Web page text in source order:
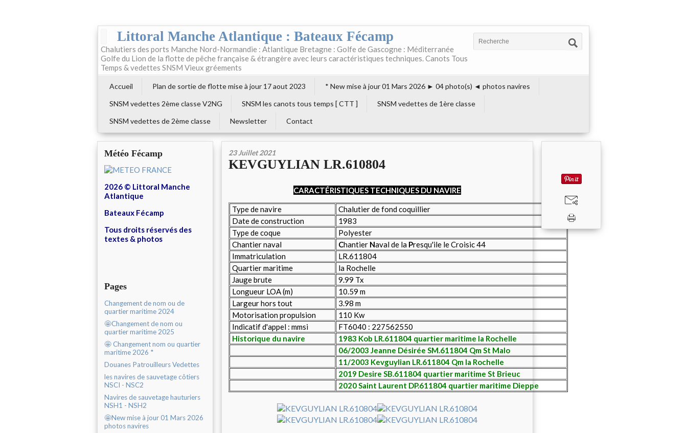
Littoral Manche Atlantique : Bateaux Fécamp
Chalutiers des ports Manche Nord-Normandie : Atlantique Bretagne : Golfe de Gascogne : Méditerranée
Golfe du Lion de la flotte de pêche française & étrangère avec leurs caractéristiques techniques. Canots Tous
Temps & vedettes SNSM Vieux gréements
Accueil Plan de sortie de flotte mise à jour 17 aout 2023
* New mise à jour 01 Mars 2026 ► 04 photo(s) ◄ photos navires
SNSM vedettes 2ème classe V2NG
SNSM les canots tous temps [ CTT ]
SNSM vedettes de 1ère classe
SNSM vedettes de 2ème classe
Newsletter Contact
Météo Fécamp
2026 © Littoral Manche
Atlantique
Bateaux Fécamp
Tous droits réservés des
textes & photos
Pages
Changement de nom ou de
quartier maritime 2024
🤩Changement de nom ou
quartier maritime 2025
🤩 Changement nom ou quartier
maritime 2026 *
Douanes Patrouilleurs Vedettes
les navires de sauvetage côtiers
NSCI - NSC2
Navires de sauvetage hauturiers
NSH1 - NSH2
🤩New mise à jour 01 Mars 2026
photos navires
23 Juillet 2021
KEVGUYLIAN LR.610804
CARACTÉRISTIQUES TECHNIQUES DU NAVIRE
Type de navire
Chalutier de fond coquillier
Date de construction
1983
Type de coque
Polyester
Chantier naval
Chantier Naval de la Presqu'ile le Croisic 44
Immatriculation
LR.611804
Quartier maritime
la Rochelle
Jauge brute
9.99 Tx
Longueur LOA (m)
10.59 m
Largeur hors tout
3.98 m
Motorisation propulsion
110 Kw
Indicatif d'appel : mmsi
FT6040 : 227562550
Historique du navire
1983 Kob LR.611804 quartier maritime la Rochelle
06/2003 Jeanne Désirée SM.611804 Qm St Malo
11/2003 Kevguylian LR.611804 Qm la Rochelle
2019 Desire SB.611804 quartier maritime St Brieuc
2020 Saint Laurent DP.611804 quartier maritime Dieppe